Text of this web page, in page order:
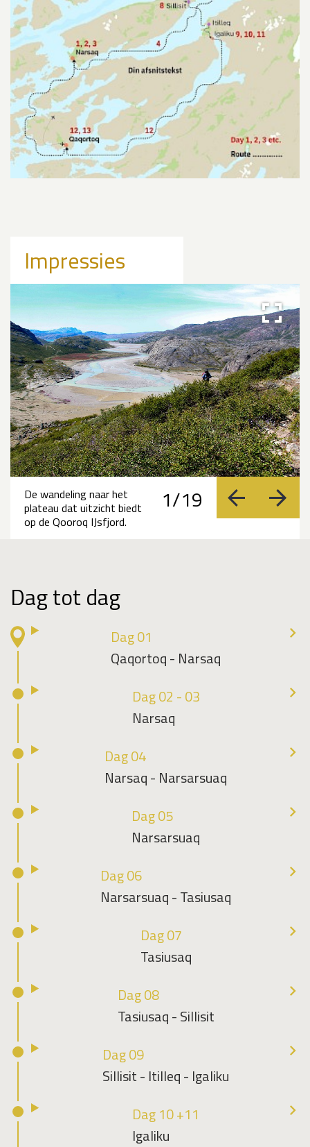
Impressies
1/19 vorige
De wandeling naar het
plateau dat uitzicht biedt
op de Qooroq IJsfjord.
Dag tot dag
Dag 01
Qaqortoq - Narsaq
Dag 02 - 03
Narsaq
Dag 04
Narsaq - Narsarsuaq
Dag 05
Narsarsuaq
Dag 06
Narsarsuaq - Tasiusaq
Dag 07
Tasiusaq
Dag 08
Tasiusaq - Sillisit
Dag 09
Sillisit - Itilleq - Igaliku
Dag 10 +11
Igaliku